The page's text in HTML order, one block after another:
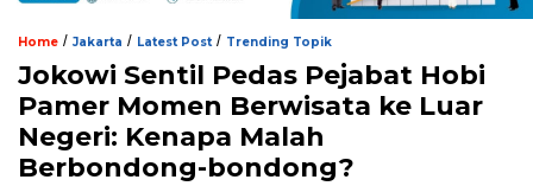
Home / Jakarta / Latest Post / Trending Topik
Jokowi Sentil Pedas Pejabat Hobi
Pamer Momen Berwisata ke Luar
Negeri: Kenapa Malah
Berbondong-bondong?